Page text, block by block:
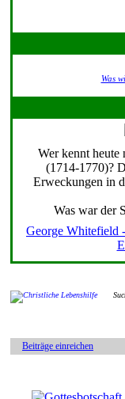
Was
Wer kennt
(1714-1770)?
Erweckungen in
Was war der
George Whitefield
Beiträge einreichen